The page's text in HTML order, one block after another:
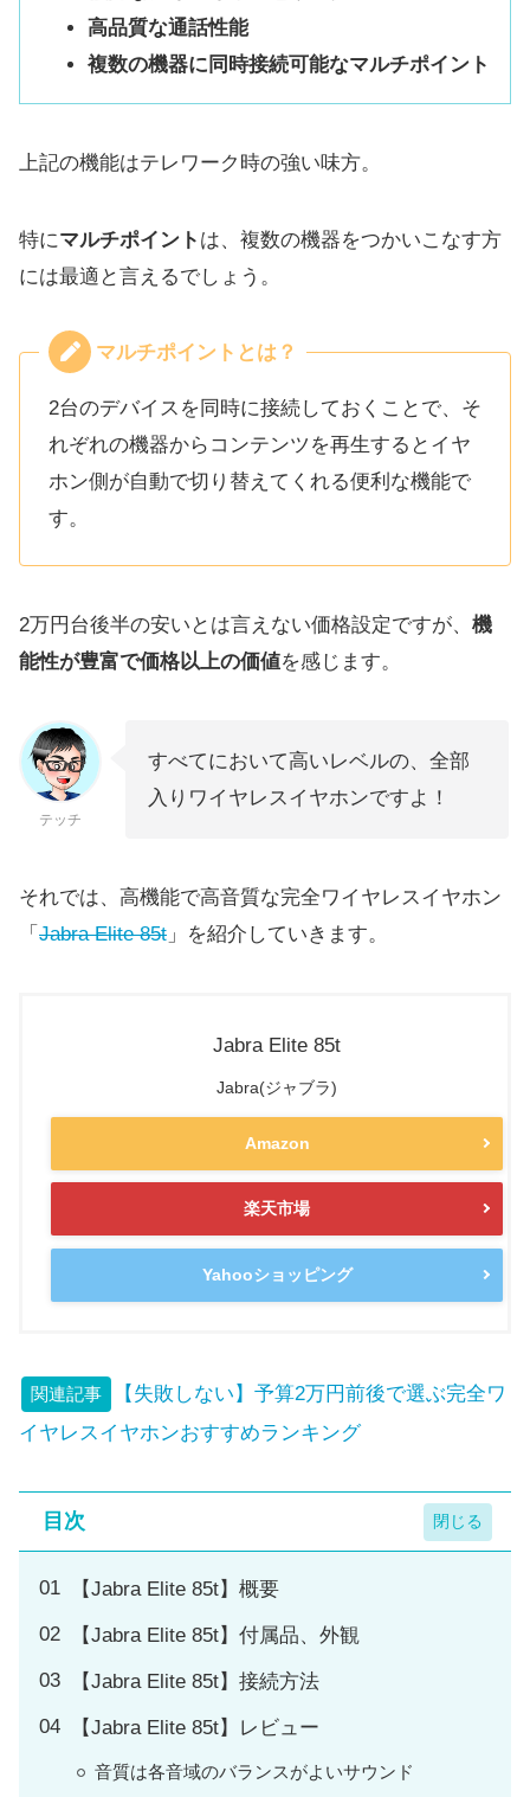
高品質な通話性能
複数の機器に同時接続可能なマルチポイント
上記の機能はテレワーク時の強い味方。
特にマルチポイント は、複数の機器をつかいこなす方
には最適と言えるでしょう。
マルチポイントとは？
2台のデバイスを同時に接続しておくことで、そ
れぞれの機器からコンテンツを再生するとイヤ
ホン側が自動で切り替えてくれる便利な機能で
す。
2万円台後半の安いとは言えない価格設定ですが、 機
能性が豊富で価格以上の価値を感じます。
テッチ
すべてにおいて高いレベルの、全部
入りワイヤレスイヤホンですよ！
それでは、高機能で高音質な完全ワイヤレスイヤホン
「 Jabra Elite 85t 」を紹介していきます。
Jabra Elite 85t
Jabra(ジャブラ)
Amazon
楽天市場
Yahooショッピング
関連記事
【失敗しない】予算2万円前後で選ぶ完全ワ
イヤレスイヤホンおすすめランキング
目次
【Jabra Elite 85t】概要
【Jabra Elite 85t】付属品、外観
【Jabra Elite 85t】接続方法
【Jabra Elite 85t】レビュー
音質は各音域のバランスがよいサウンド